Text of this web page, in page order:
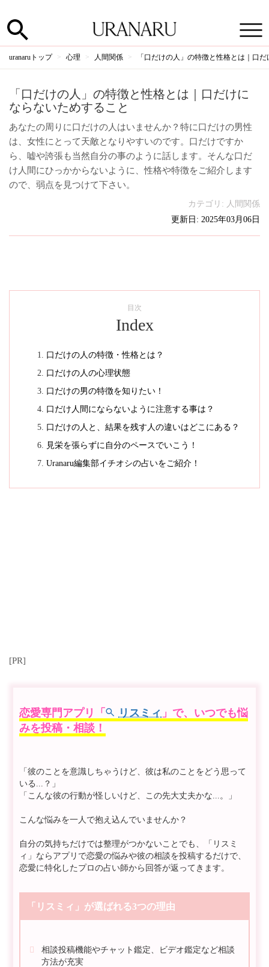
uranaruトップ 心理 人間関係 「口だけの人」の特徴と性格とは｜口
「口だけの人」の特徴と性格とは｜口だけに
ならないためすること
あなたの周りに口だけの人はいませんか？特に口だけの男性
は、女性にとって天敵となりやすいのです。口だけですか
ら、嘘や誇張も当然自分の事のように話します。そんな口だ
け人間にひっかからないように、性格や特徴をご紹介します
ので、弱点を見つけて下さい。
カテゴリ: 人間関係
更新日: 2025年03月06日
目次
Index
口だけの人の特徴・性格とは？
口だけの人の心理状態
口だけの男の特徴を知りたい！
口だけ人間にならないように注意する事は？
口だけの人と、結果を残す人の違いはどこにある？
見栄を張らずに自分のペースでいこう！
Uranaru編集部イチオシの占いをご紹介！
[PR]
恋愛専門アプリ「 リスミィ 」で、いつでも悩
みを投稿・相談！
「彼のことを意識しちゃうけど、彼は私のことをどう思って
いる...？」
「こんな彼の行動が怪しいけど、この先大丈夫かな...。」
こんな悩みを一人で抱え込んでいませんか？
自分の気持ちだけでは整理がつかないことでも、「リスミ
ィ」ならアプリで恋愛の悩みや彼の相談を投稿するだけで、
恋愛に特化したプロの占い師から回答が返ってきます。
「リスミィ」が選ばれる3つの理由
相談投稿機能やチャット鑑定、ビデオ鑑定など相談
方法が充実